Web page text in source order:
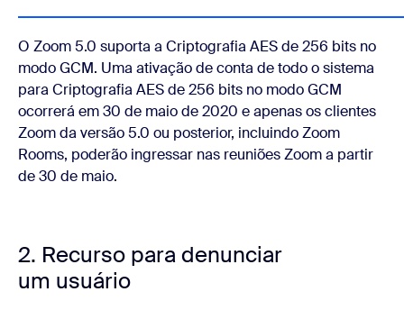
O Zoom 5.0 suporta a Criptografia AES de 256 bits no
modo GCM. Uma ativação de conta de todo o sistema
para Criptografia AES de 256 bits no modo GCM
ocorrerá em 30 de maio de 2020 e apenas os clientes
Zoom da versão 5.0 ou posterior, incluindo Zoom
Rooms, poderão ingressar nas reuniões Zoom a partir
de 30 de maio.
2. Recurso para denunciar
um usuário